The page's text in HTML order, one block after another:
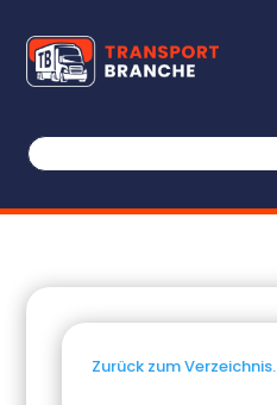
Zurück zum Verzeichnis.